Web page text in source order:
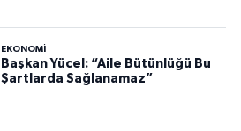
EKONOMI
Başkan Yücel: “Aile Bütünlüğü Bu
Şartlarda Sağlanamaz”